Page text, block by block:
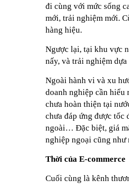
đi cùng với mức sống
mới, trải nghiệm mới.
hàng hiệu.
Ngược lại, tại khu vực
nấy, và trải nghiệm
Ngoài hành vi và xu
doanh nghiệp cần hiểu
chưa hoàn thiện tại
chưa đáp ứng được tốc
ngoài… Đặc biệt, giá
nghiệp ngoại cũng
Thời của E-commerce
Cuối cùng là kênh